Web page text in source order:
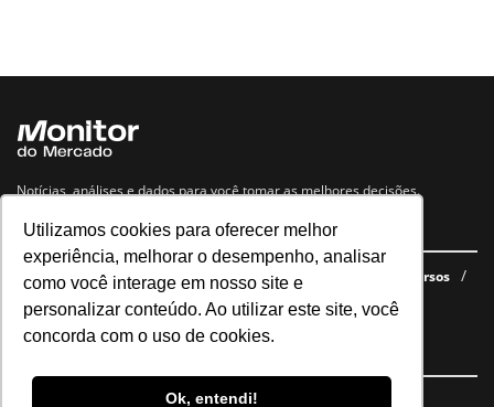
Utilizamos cookies para oferecer melhor
experiência, melhorar o desempenho, analisar
como você interage em nosso site e
personalizar conteúdo. Ao utilizar este site, você
concorda com o uso de cookies.
Ok, entendi!
Notícias, análises e dados para você tomar as melhores decisões.
Navegue no site
Últimas notícias Quem somos E-books gratuitos
Cursos
Política de privacidade